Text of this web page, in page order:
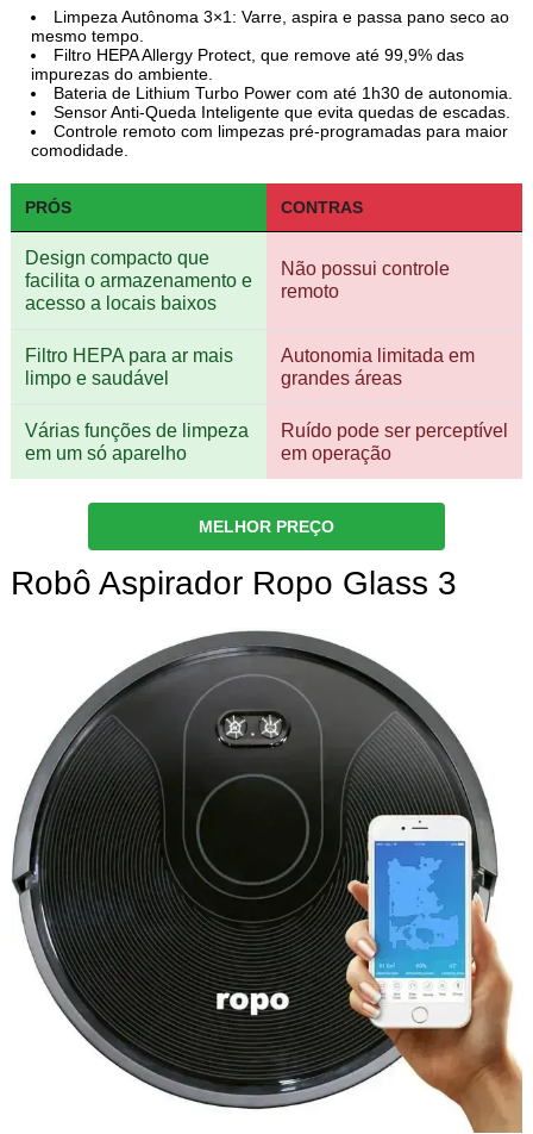
Limpeza Autônoma 3×1: Varre, aspira e passa pano seco ao
mesmo tempo.
Filtro HEPA Allergy Protect, que remove até 99,9% das
impurezas do ambiente.
Bateria de Lithium Turbo Power com até 1h30 de autonomia.
Sensor Anti-Queda Inteligente que evita quedas de escadas.
Controle remoto com limpezas pré-programadas para maior
comodidade.
PRÓS CONTRAS
Design compacto que
facilita o armazenamento e
acesso a locais baixos
Não possui controle
remoto
Filtro HEPA para ar mais
limpo e saudável
Autonomia limitada em
grandes áreas
Várias funções de limpeza
em um só aparelho
Ruído pode ser perceptível
em operação
MELHOR PREÇO
Robô Aspirador Ropo Glass 3